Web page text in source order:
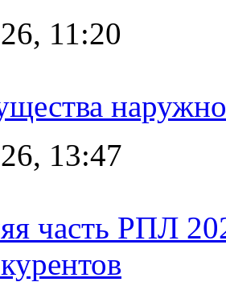
11:20
13:47
часть РПЛ